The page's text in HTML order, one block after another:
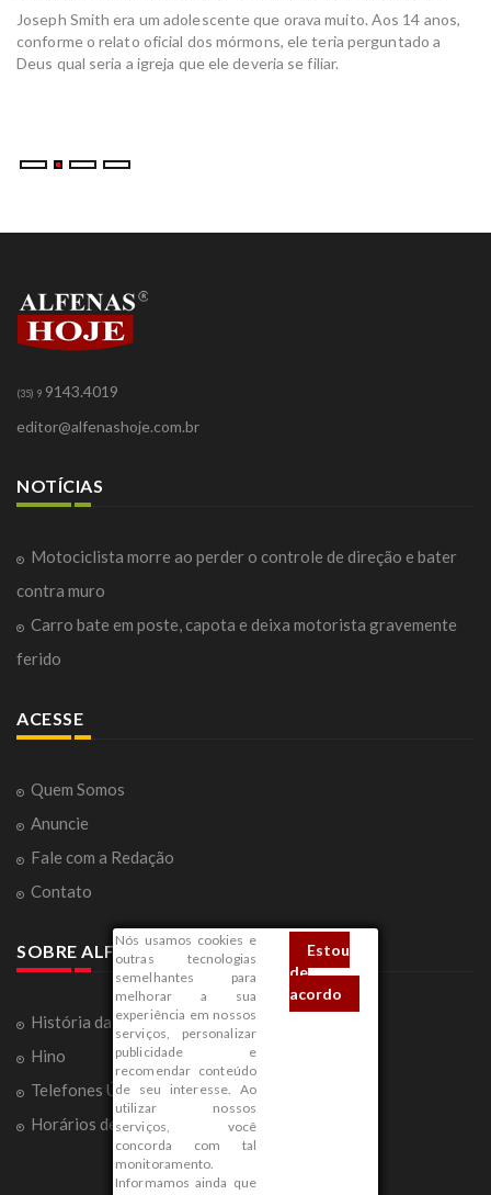
Joseph Smith era um adolescente que orava muito. Aos 14 anos,
conforme o relato oficial dos mórmons, ele teria perguntado a
Deus qual seria a igreja que ele deveria se filiar.
Nós usamos cookies e
outras tecnologias
semelhantes para
melhorar a sua
experiência em nossos
serviços, personalizar
publicidade e
recomendar conteúdo
de seu interesse. Ao
utilizar nossos
serviços, você
concorda com tal
monitoramento.
Informamos ainda que
Estou
de
acordo
(35) 9 9143.4019
editor@alfenashoje.com.br
NOTÍCIAS
Motociclista morre ao perder o controle de direção e bater
contra muro
Carro bate em poste, capota e deixa motorista gravemente
ferido
ACESSE
Quem Somos
Anuncie
Fale com a Redação
Contato
SOBRE ALFENAS
História da Cidade
Hino
Telefones Úteis
Horários de Ônibus